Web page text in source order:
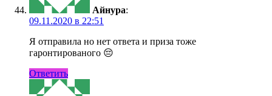
Айнура:
09.11.2020 в 22:51
Я отправила но нет ответа и приза тоже
гаронтированого 😔
Ответить